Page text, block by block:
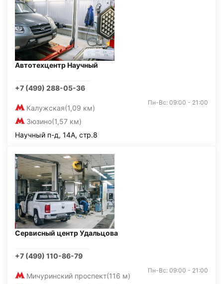
Автотехцентр Научный
+7 (499) 288-05-36
Калужская(1,09 км)
Зюзино(1,57 км)
Пн-Вс: 09:00 - 21:00
Научный п-д, 14А, стр.8
Сервисный центр Удальцова
+7 (499) 110-86-79
Мичуринский проспект(116 м)
Пн-Вс: 09:00 - 21:00